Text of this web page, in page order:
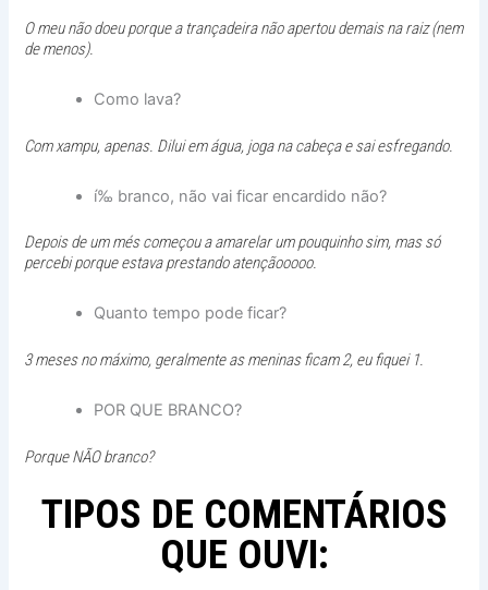
O meu não doeu porque a trançadeira não apertou demais na raiz (nem
de menos).
Como lava?
Com xampu, apenas. Dilui em água, joga na cabeça e sai esfregando.
í‰ branco, não vai ficar encardido não?
Depois de um més começou a amarelar um pouquinho sim, mas só
percebi porque estava prestando atençãooooo.
Quanto tempo pode ficar?
3 meses no máximo, geralmente as meninas ficam 2, eu fiquei 1.
POR QUE BRANCO?
Porque NÃO branco?
TIPOS DE COMENTÁRIOS
QUE OUVI: